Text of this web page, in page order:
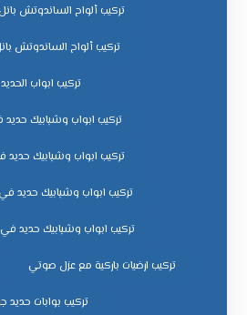
تركيب ألواح الساندوتش
تركيب ألواح الساندوتش
تركيب ابواب الحديد
تركيب ابواب وشبابيك حديد
تركيب ابواب وشبابيك حديد
تركيب ابواب وشبابيك حديد
تركيب ابواب وشبابيك حديد
تركيب ارضيات باركية مع عزل صوتي
تركيب بوابات حديد